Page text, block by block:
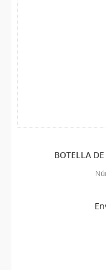
BOTELLA